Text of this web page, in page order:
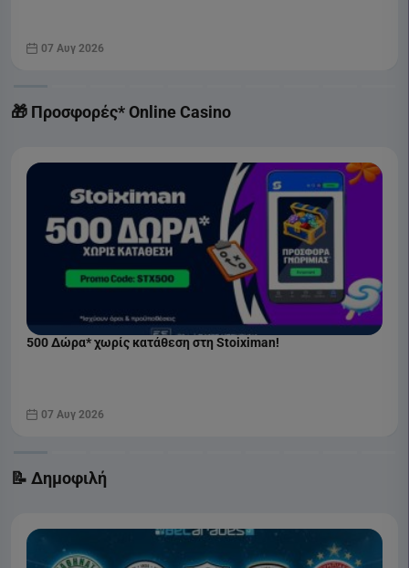
07 Αυγ 2026
🎁 Προσφορές* Online Casino
500 Δώρα* χωρίς κατάθεση στη Stoiximan!
07 Αυγ 2026
📝 Δημοφιλή